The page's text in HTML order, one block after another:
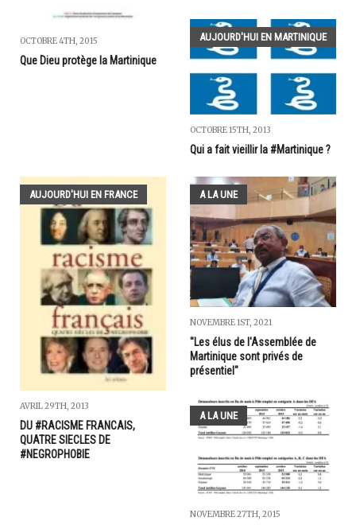
OCTOBRE 4TH, 2015
Que Dieu protège la Martinique
AUJOURD'HUI EN MARTINIQUE
OCTOBRE 15TH, 2013
Qui a fait vieillir la #Martinique ?
AUJOURD'HUI EN FRANCE
AVRIL 29TH, 2013
DU #RACISME FRANCAIS,
QUATRE SIECLES DE
#NEGROPHOBIE
A LA UNE
NOVEMBRE 1ST, 2021
"Les élus de l'Assemblée de
Martinique sont privés de
présentiel"
A LA UNE
NOVEMBRE 27TH, 2015